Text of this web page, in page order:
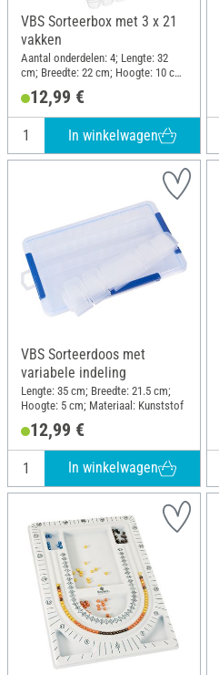
VBS Sorteerbox met 3 x 21
vakken
Aantal onderdelen: 4; Lengte: 32
cm; Breedte: 22 cm; Hoogte: 10 cm;
12,99 €
In winkelwagen
VBS Sorteerdoos met
variabele indeling
Lengte: 35 cm; Breedte: 21.5 cm;
Hoogte: 5 cm; Materiaal: Kunststof
12,99 €
In winkelwagen